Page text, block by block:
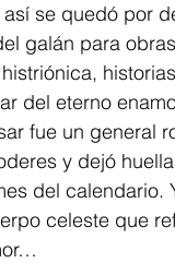
así se quedó por
galán para
del eterno
fue un general
y dejó
del
celeste que